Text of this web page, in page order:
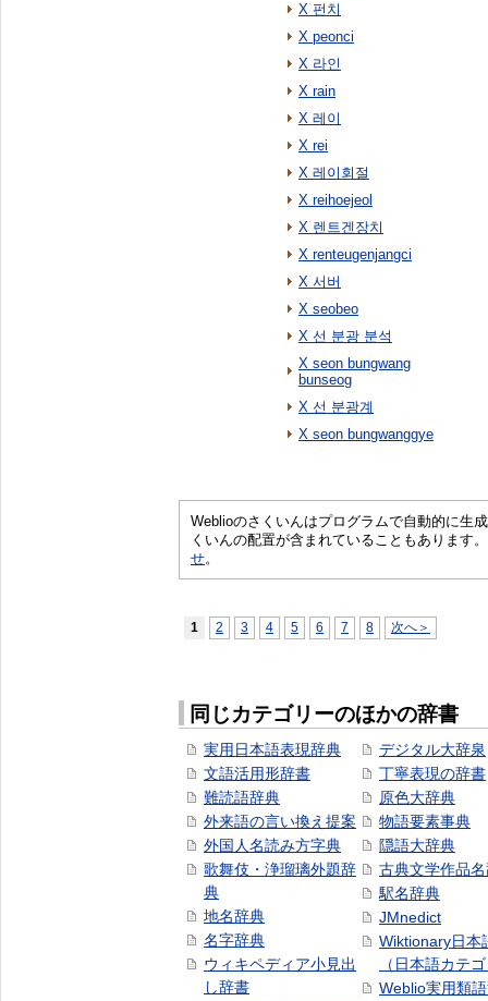
X 펀치
X peonci
X 라인
X rain
X 레이
X rei
X 레이회절
X reihoejeol
X 렌트겐장치
X renteugenjangci
X 서버
X seobeo
X 선 분광 분석
X seon bungwang
bunseog
X 선 분광계
X seon bungwanggye
Weblioのさくいんはプログラムで自動的に生
くいんの配置が含まれていることもあります
せ。
1 2 3 4 5 6 7 8 次へ＞
同じカテゴリーのほかの辞書
実用日本語表現辞典
文語活用形辞書
難読語辞典
外来語の言い換え提案
外国人名読み方字典
歌舞伎・浄瑠璃外題辞
典
地名辞典
名字辞典
ウィキペディア小見出
し辞書
デジタル大辞泉
丁寧表現の辞書
原色大辞典
物語要素事典
隠語大辞典
古典文学作品
駅名辞典
JMnedict
Wiktionary日本
（日本語カテ
Weblio実用類